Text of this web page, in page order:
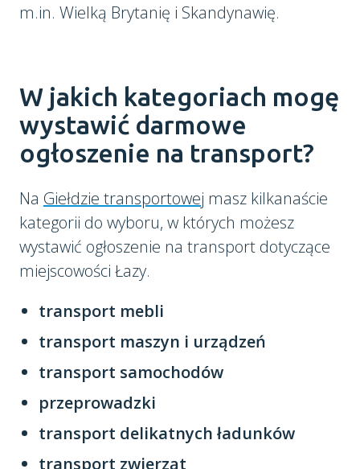
m.in. Wielką Brytanię i Skandynawię.
W jakich kategoriach mogę
wystawić darmowe
ogłoszenie na transport?
Na Giełdzie transportowej masz kilkanaście
kategorii do wyboru, w których możesz
wystawić ogłoszenie na transport dotyczące
miejscowości Łazy.
transport mebli
transport maszyn i urządzeń
transport samochodów
przeprowadzki
transport delikatnych ładunków
transport zwierząt